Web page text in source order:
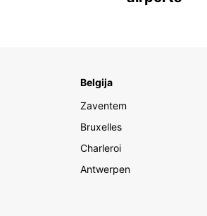
Belgija
Zaventem
Bruxelles
Charleroi
Antwerpen